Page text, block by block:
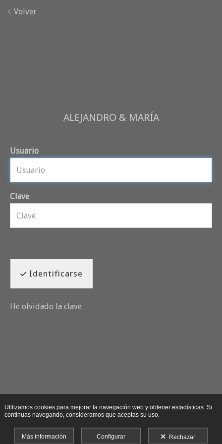
Volver
ALEJANDRO & MARÍA
Usuario
Clave
Identificarse
He olvidado la clave
Utilizamos cookies para mejorar la navegación web y obtener estadísticas. Si
continuas navegando, consideramos que aceptas su uso.
Más información Configurar Rechazar